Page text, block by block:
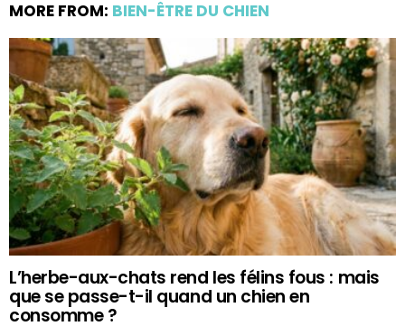
MORE FROM: BIEN-ÊTRE DU CHIEN
L’herbe-aux-chats rend les félins fous : mais
que se passe-t-il quand un chien en
consomme ?